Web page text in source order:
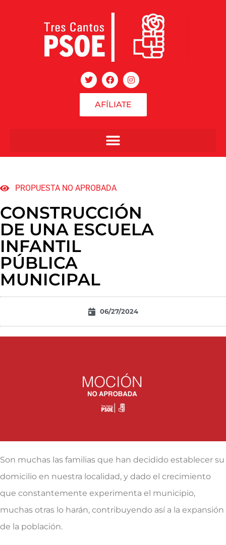
AFÍLIATE
PROPUESTA NO APROBADA
CONSTRUCCIÓN
DE UNA ESCUELA
INFANTIL
PÚBLICA
MUNICIPAL
06/27/2024
Son muchas las familias que han decidido establecer su
domicilio en nuestra localidad, y dado el crecimiento
que constantemente experimenta el municipio,
muchas otras lo harán, contribuyendo así a la expansión
de la población.